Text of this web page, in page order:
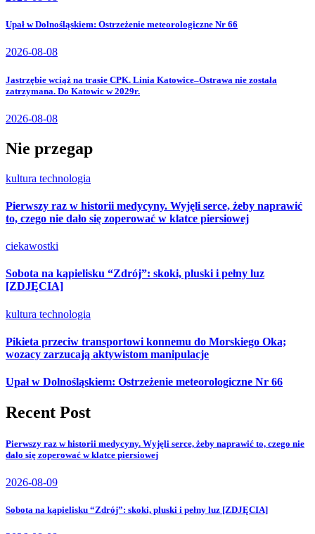
Upał w Dolnośląskiem: Ostrzeżenie meteorologiczne Nr 66
2026-08-08
Jastrzębie wciąż na trasie CPK. Linia Katowice–Ostrawa nie została
zatrzymana. Do Katowic w 2029r.
2026-08-08
Nie przegap
kultura technologia
Pierwszy raz w historii medycyny. Wyjęli serce, żeby naprawić
to, czego nie dało się zoperować w klatce piersiowej
ciekawostki
Sobota na kąpielisku “Zdrój”: skoki, pluski i pełny luz
[ZDJĘCIA]
kultura technologia
Pikieta przeciw transportowi konnemu do Morskiego Oka;
wozacy zarzucają aktywistom manipulacje
Upał w Dolnośląskiem: Ostrzeżenie meteorologiczne Nr 66
Recent Post
Pierwszy raz w historii medycyny. Wyjęli serce, żeby naprawić to, czego nie
dało się zoperować w klatce piersiowej
2026-08-09
Sobota na kąpielisku “Zdrój”: skoki, pluski i pełny luz [ZDJĘCIA]